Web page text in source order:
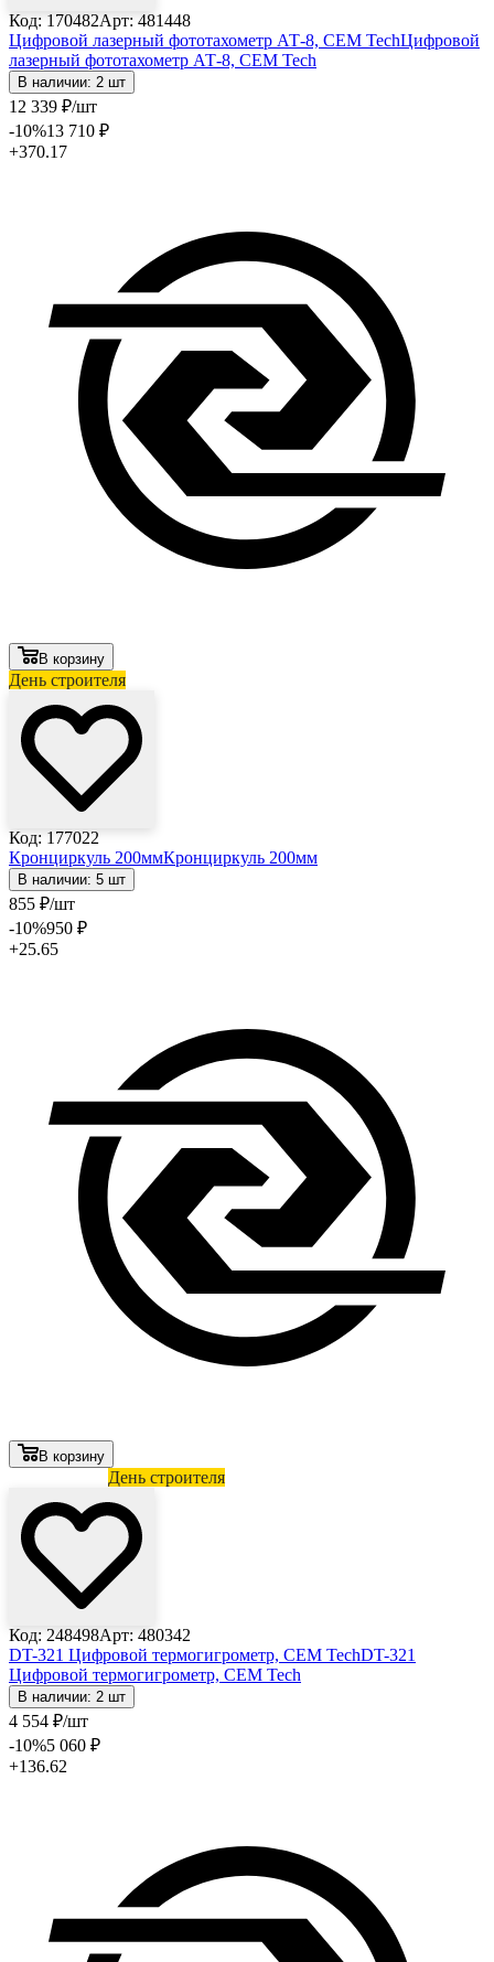
Код: 170482Арт: 481448
Цифровой лазерный фототахометр АТ-8, CEM TechЦифровой
лазерный фототахометр АТ-8, CEM Tech
В наличии: 2 шт
12 339 ₽/шт
-10%13 710 ₽
+370.17
В корзину
День строителя
Код: 177022
Кронциркуль 200ммКронциркуль 200мм
В наличии: 5 шт
855 ₽/шт
-10%950 ₽
+25.65
В корзину
День строителя
Код: 248498Арт: 480342
DT-321 Цифровой термогигрометр, CEM TechDT-321
Цифровой термогигрометр, CEM Tech
В наличии: 2 шт
4 554 ₽/шт
-10%5 060 ₽
+136.62